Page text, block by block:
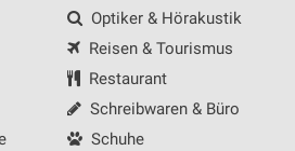
Optiker & Hörakustik
Reisen & Tourismus
Restaurant
Schreibwaren & Büro
Schuhe